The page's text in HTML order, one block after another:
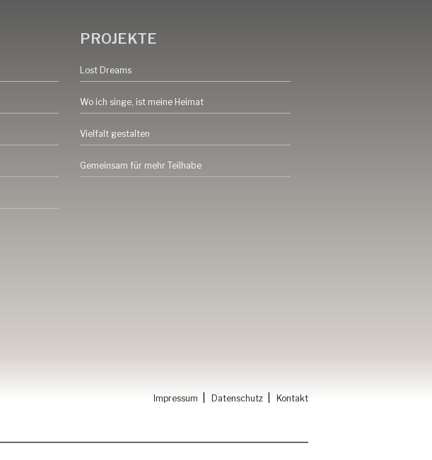
PROJEKTE
Lost Dreams
Wo ich singe, ist meine Heimat
Vielfalt gestalten
Gemeinsam für mehr Teilhabe
Impressum Datenschutz Kontakt